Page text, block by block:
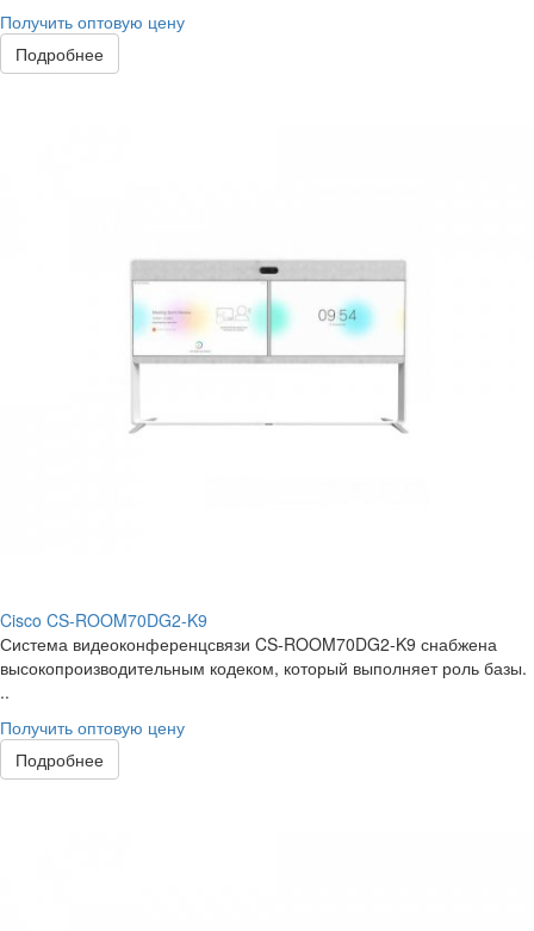
Получить оптовую цену
Подробнее
Cisco CS-ROOM70DG2-K9
Система видеоконференцсвязи CS-ROOM70DG2-K9 снабжена
высокопроизводительным кодеком, который выполняет роль базы.
..
Получить оптовую цену
Подробнее